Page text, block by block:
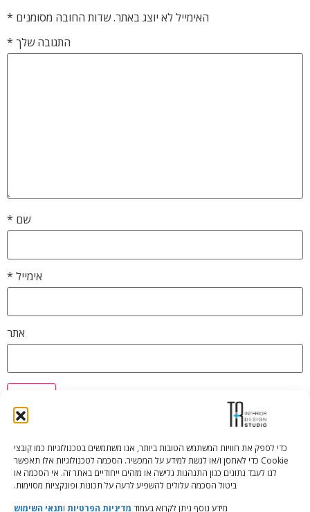
כדי לספק את חוויות המשתמש הטובות ביותר, אנו משתמשים בטכנולוגיות כמו קובצי
Cookie כדי לאחסן ו/או לגשת למידע על המכשיר. הסכמה לטכנולוגיות אלו תאפשר
לנו לעבד נתונים כגון התנהגות גלישה או מזהים ייחודיים באתר זה. אי הסכמה או
ביטול הסכמה עלולים להשפיע לרעה על תכונות ופונקציות מסוימות.
מידע נוסף ניתן לקרוא בעמוד מדיניות הפרטיות ותנאי השימוש
האימייל לא יוצג באתר.שדות החובה מסומנים *
התגובה שלך *
שם *
אימייל *
אתר
Tali Shenfeld:052.620.2446
tali@TRstudio.co.il